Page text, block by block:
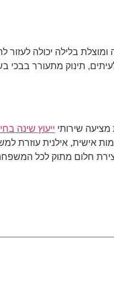
בלילה יכולה לעזור
תינוק מתעורר בבכי
מציעה שירותי ייעוץ שינה
אישית, אילנית עוזרת
חלום מתוק לכל